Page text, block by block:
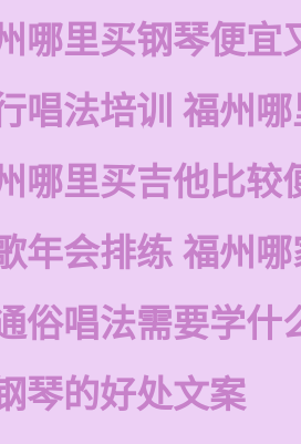
哪里买钢琴便宜
唱法培训 福州
哪里买吉他比较
年会排练 福州
俗唱法需要学什
琴的好处文案